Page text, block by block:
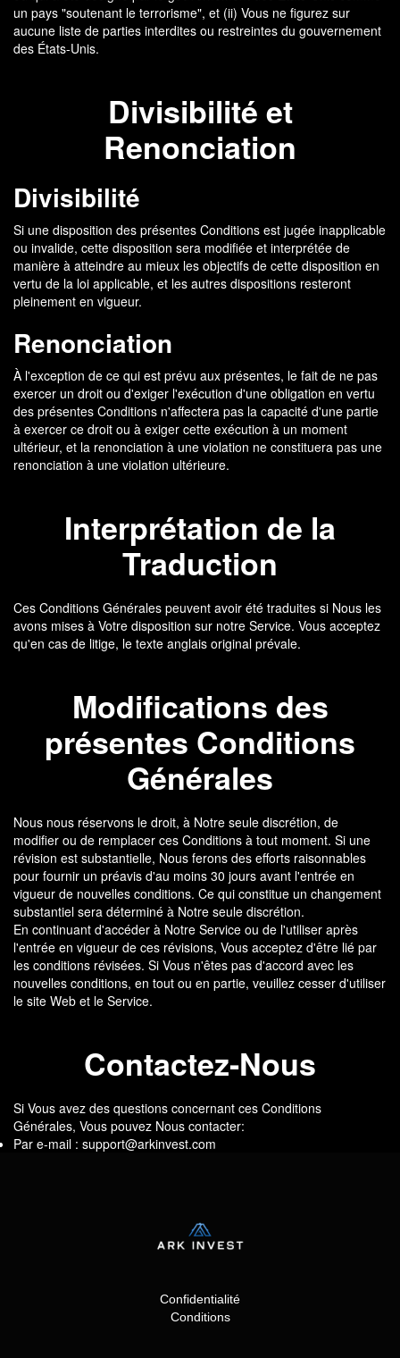
un pays "soutenant le terrorisme", et (ii) Vous ne figurez sur
aucune liste de parties interdites ou restreintes du gouvernement
des États-Unis.
Divisibilité et
Renonciation
Divisibilité
Si une disposition des présentes Conditions est jugée inapplicable
ou invalide, cette disposition sera modifiée et interprétée de
manière à atteindre au mieux les objectifs de cette disposition en
vertu de la loi applicable, et les autres dispositions resteront
pleinement en vigueur.
Renonciation
À l'exception de ce qui est prévu aux présentes, le fait de ne pas
exercer un droit ou d'exiger l'exécution d'une obligation en vertu
des présentes Conditions n'affectera pas la capacité d'une partie
à exercer ce droit ou à exiger cette exécution à un moment
ultérieur, et la renonciation à une violation ne constituera pas une
renonciation à une violation ultérieure.
Interprétation de la
Traduction
Ces Conditions Générales peuvent avoir été traduites si Nous les
avons mises à Votre disposition sur notre Service. Vous acceptez
qu'en cas de litige, le texte anglais original prévale.
Modifications des
présentes Conditions
Générales
Nous nous réservons le droit, à Notre seule discrétion, de
modifier ou de remplacer ces Conditions à tout moment. Si une
révision est substantielle, Nous ferons des efforts raisonnables
pour fournir un préavis d'au moins 30 jours avant l'entrée en
vigueur de nouvelles conditions. Ce qui constitue un changement
substantiel sera déterminé à Notre seule discrétion.
En continuant d'accéder à Notre Service ou de l'utiliser après
l'entrée en vigueur de ces révisions, Vous acceptez d'être lié par
les conditions révisées. Si Vous n'êtes pas d'accord avec les
nouvelles conditions, en tout ou en partie, veuillez cesser d'utiliser
le site Web et le Service.
Contactez-Nous
Si Vous avez des questions concernant ces Conditions
Générales, Vous pouvez Nous contacter:
Par e-mail : support@arkinvest.com
Confidentialité
Conditions